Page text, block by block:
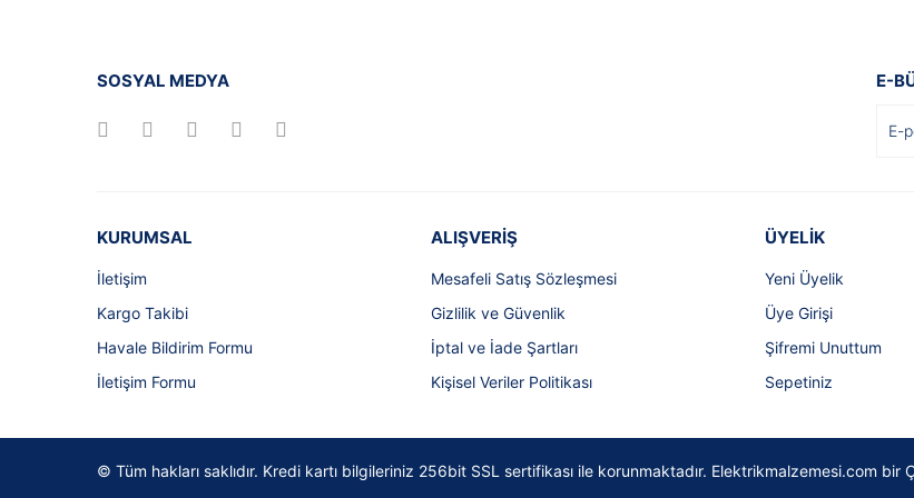
SOSYAL MEDYA E-
KURUMSAL
İletişim
Kargo Takibi
Havale Bildirim Formu
İletişim Formu
ALIŞVERİŞ
Mesafeli Satış Sözleşmesi
Gizlilik ve Güvenlik
İptal ve İade Şartları
Kişisel Veriler Politikası
ÜYELİK
Yeni Üyelik
Üye Girişi
Şifremi Unuttum
Sepetiniz
© Tüm hakları saklıdır. Kredi kartı bilgileriniz 256bit SSL sertifikası ile korunmaktadır. Elektrikmalzemesi.com bir